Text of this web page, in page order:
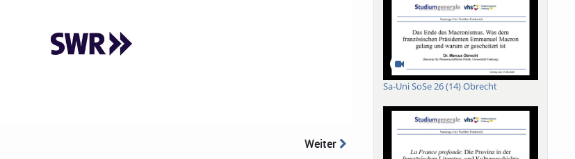
Weiter
Sa-Uni SoSe 26 (14) Obrecht